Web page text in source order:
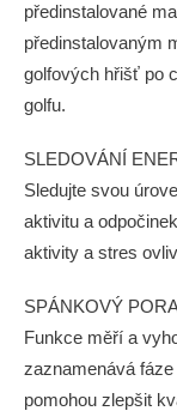
předinstalované
předinstalovaným
golfových hřišť po
golfu.
SLEDOVÁNÍ
Sledujte svou
aktivitu a
aktivity a stres
SPÁNKOVÝ
Funkce měří a
zaznamenává
pomohou zlepšit